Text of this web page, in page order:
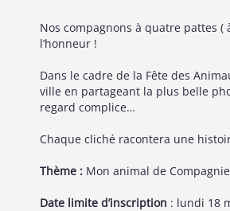
Nos compagnons à quatre pattes
l’honneur !
Dans le cadre de la Fête des
ville en partageant la plus belle
regard complice…
Chaque cliché racontera une
Thème : Mon animal de Compagnie
Date limite d’inscription : lundi 18